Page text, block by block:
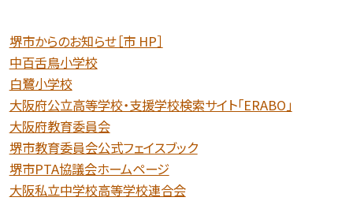
堺市からのお知らせ［市 HP］
中百舌鳥小学校
白鷺小学校
大阪府公立高等学校・支援学校検索サイト「ERABO」
大阪府教育委員会
堺市教育委員会公式フェイスブック
堺市PTA協議会ホームページ
大阪私立中学校高等学校連合会